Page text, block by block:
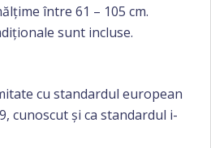
între 61 – 105 cm.
sunt incluse.
cu standardul european
cunoscut și ca standardul i-